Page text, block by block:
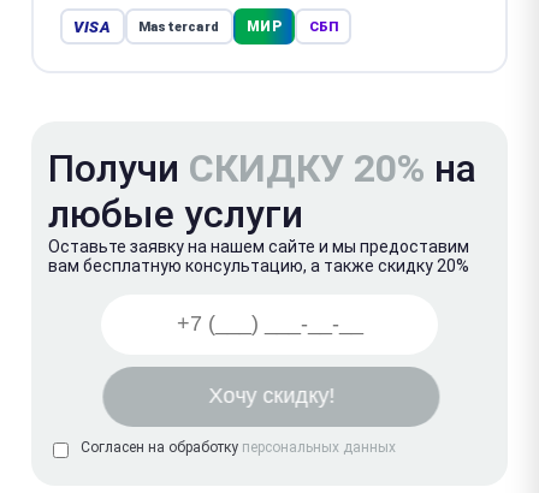
VISA Mastercard МИР СБП
Получи СКИДКУ 20% на
любые услуги
Оставьте заявку на нашем сайте и мы предоставим
вам бесплатную консультацию, а также скидку 20%
Согласен на обработку персональных данных